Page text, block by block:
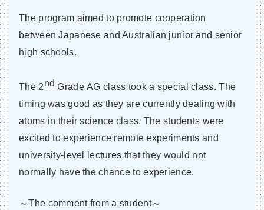
The program aimed to promote cooperation
between Japanese and Australian junior and senior
high schools.
The 2nd Grade AG class took a special class. The
timing was good as they are currently dealing with
atoms in their science class. The students were
excited to experience remote experiments and
university-level lectures that they would not
normally have the chance to experience.
～The comment from a student～